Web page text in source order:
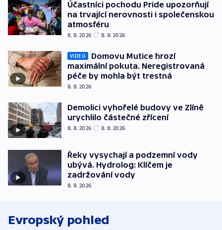
Účastníci pochodu Pride upozorňují
na trvající nerovnosti i společenskou
atmosféru
8. 8. 2026 8. 8. 2026
VIDEO
Domovu Mutice hrozí
maximální pokuta. Neregistrovaná
péče by mohla být trestná
8. 8. 2026
Demolici vyhořelé budovy ve Zlíně
urychlilo částečné zřícení
8. 8. 2026 8. 8. 2026
Řeky vysychají a podzemní vody
ubývá. Hydrolog: Klíčem je
zadržování vody
8. 8. 2026
Evropský pohled